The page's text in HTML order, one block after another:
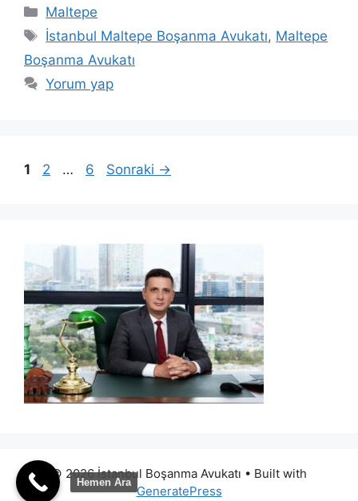
Kategoriler
Maltepe
Etiketler
İstanbul Maltepe Boşanma Avukatı, Maltepe
Boşanma Avukatı
Yorum yap
Sayfa
1 Sayfa
2 … Sayfa
6 Sonraki →
© 2026 İstanbul Boşanma Avukatı • Built with
GeneratePress
Hemen Ara